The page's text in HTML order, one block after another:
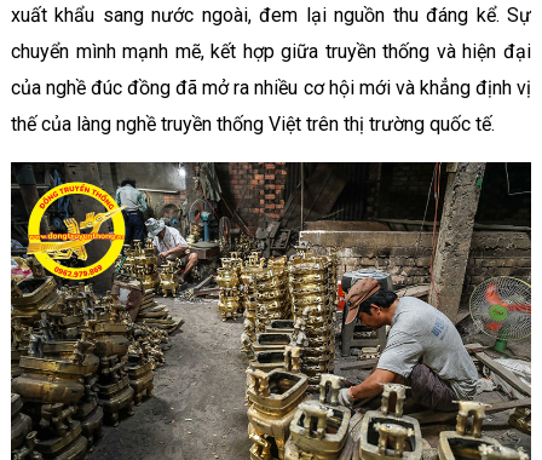
xuất khẩu sang nước ngoài, đem lại nguồn thu đáng kể. Sự
chuyển mình mạnh mẽ, kết hợp giữa truyền thống và hiện đại
của nghề đúc đồng đã mở ra nhiều cơ hội mới và khẳng định vị
thế của làng nghề truyền thống Việt trên thị trường quốc tế.